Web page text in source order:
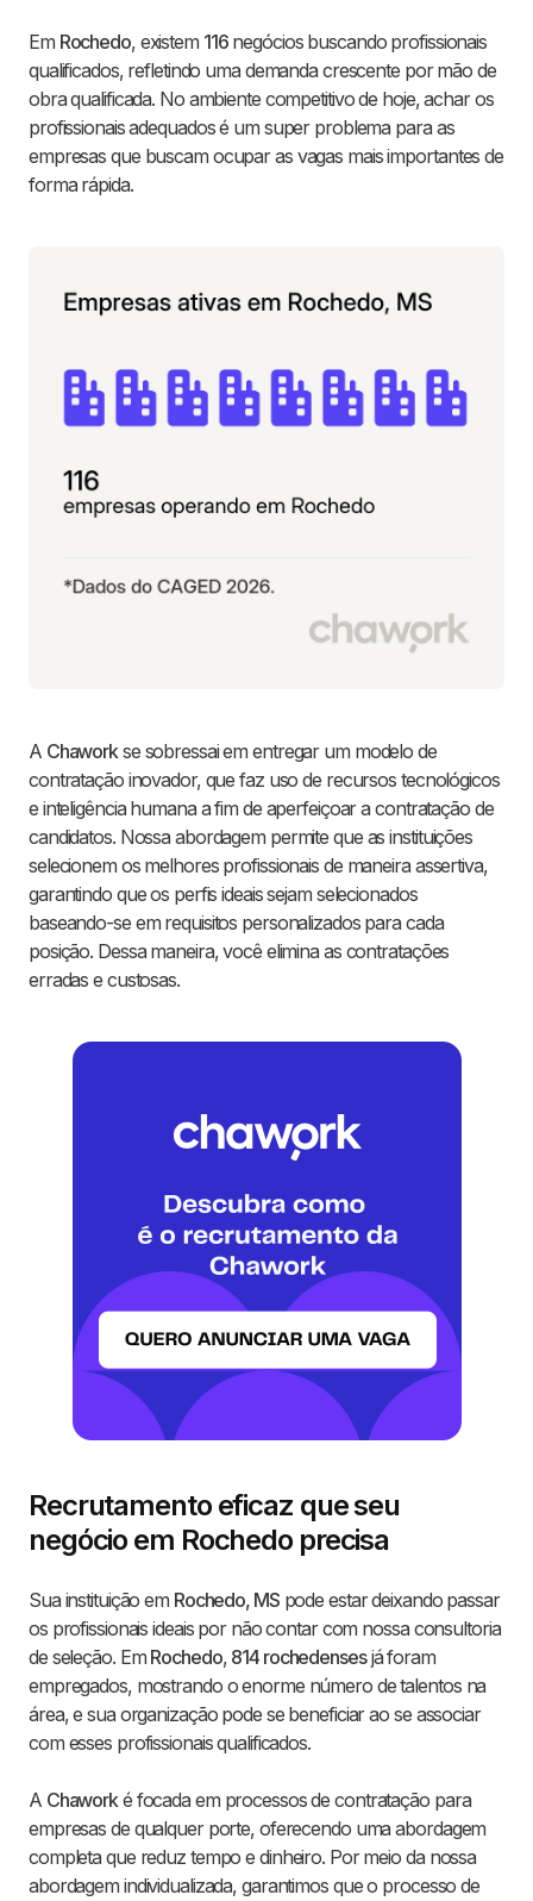
Em Rochedo, existem 116negócios buscando profissionais
qualificados, refletindo uma demanda crescente por mão de
obra qualificada. No ambiente competitivo de hoje, achar os
profissionais adequados é um super problema para as
empresas que buscam ocupar as vagas mais importantes de
forma rápida.
A Chaworkse sobressai em entregar um modelo de
contratação inovador, que faz uso de recursos tecnológicos
e inteligência humana a fim de aperfeiçoar a contratação de
candidatos. Nossa abordagem permite que as instituições
selecionem os melhores profissionais de maneira assertiva,
garantindo que os perfis ideais sejam selecionados
baseando-se em requisitos personalizados para cada
posição. Dessa maneira, você elimina as contratações
erradas e custosas.
Recrutamento eficaz que seu
negócio em Rochedo precisa
Sua instituição em Rochedo, MSpode estar deixando passar
os profissionais ideais por não contar com nossa consultoria
de seleção. Em Rochedo, 814 rochedensesjá foram
empregados, mostrando o enorme número de talentos na
área, e sua organização pode se beneficiar ao se associar
com esses profissionais qualificados.
A Chaworké focada em processos de contratação para
empresas de qualquer porte, oferecendo uma abordagem
completa que reduz tempo e dinheiro. Por meio da nossa
abordagem individualizada, garantimos que o processo de